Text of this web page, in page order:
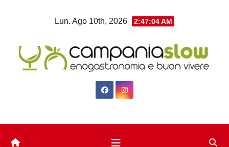
Lun. Ago 10th, 2026 2:47:05 AM